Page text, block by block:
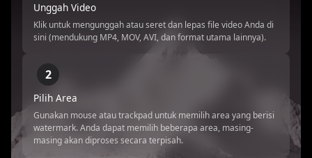
Unggah Video
Klik untuk mengunggah atau seret dan lepas file video Anda di
sini (mendukung MP4, MOV, AVI, dan format utama lainnya).
2
Pilih Area
Gunakan mouse atau trackpad untuk memilih area yang berisi
watermark. Anda dapat memilih beberapa area, masing-
masing akan diproses secara terpisah.